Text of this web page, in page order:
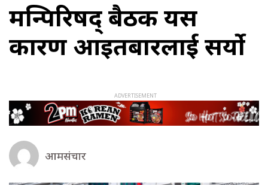
मन्त्रिपरिषद् बैठक यस
कारण आइतबारलाई सर्यो
आमसंचार